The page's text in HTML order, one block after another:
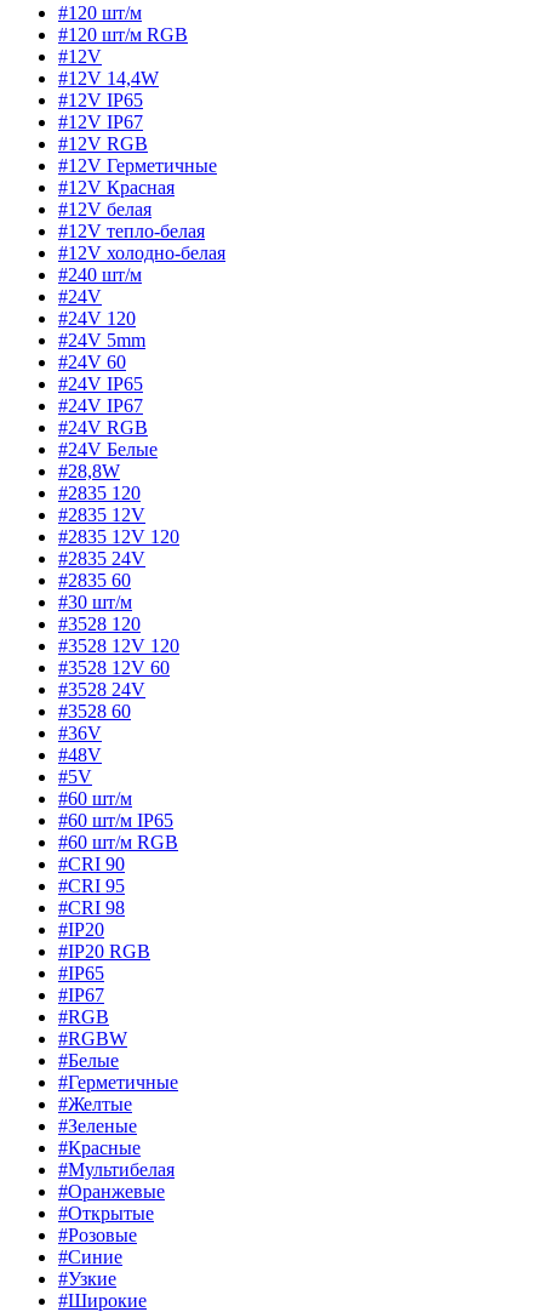
#120 шт/м
#120 шт/м RGB
#12V
#12V 14,4W
#12V IP65
#12V IP67
#12V RGB
#12V Герметичные
#12V Красная
#12V белая
#12V тепло-белая
#12V холодно-белая
#240 шт/м
#24V
#24V 120
#24V 5mm
#24V 60
#24V IP65
#24V IP67
#24V RGB
#24V Белые
#28,8W
#2835 120
#2835 12V
#2835 12V 120
#2835 24V
#2835 60
#30 шт/м
#3528 120
#3528 12V 120
#3528 12V 60
#3528 24V
#3528 60
#36V
#48V
#5V
#60 шт/м
#60 шт/м IP65
#60 шт/м RGB
#CRI 90
#CRI 95
#CRI 98
#IP20
#IP20 RGB
#IP65
#IP67
#RGB
#RGBW
#Белые
#Герметичные
#Желтые
#Зеленые
#Красные
#Мультибелая
#Оранжевые
#Открытые
#Розовые
#Синие
#Узкие
#Широкие